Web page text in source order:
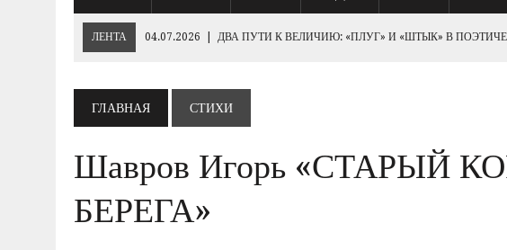
ЛЕНТА 04.07.2026 ДВА ПУТИ К ВЕЛИЧИЮ: «ПЛУГ» И «ШТЫК» В
19.06.2026 | 230- ЛЕТИЮ ИМПЕРАТОРА НИКОЛАЯ I
10.06.2026 ЕВРОПЕЙСКИЕ ВАРВАРЫ РУКАМИ ЗЕЛЕНСКОГО
«ОБОРОНА СЕВАСТОПОЛЯ 1854–1855 ГГ.».
03.06.2026 ГЕНЕРАЛ ШТУРМ: ПОЛКОВОДЧЕСКОЕ ИСКУССТВО ВАСИЛИЯ
ГЛАВНАЯ СТИХИ
Шавров Игорь «СТАРЫЙ
БЕРЕГА»